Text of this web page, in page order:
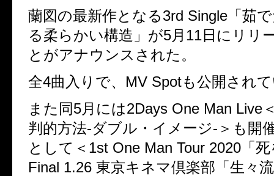
蘭図の最新作となる3rd Single「茹
る柔らかい構造」が5月11日にリリ
とがアナウンスされた。
全4曲入りで、MV Spotも公開され
また同5月には2Days One Man Live
判的方法-ダブル・イメージ-＞も開
として＜1st One Man Tour 2020「
Final 1.26 東京キネマ倶楽部「生々